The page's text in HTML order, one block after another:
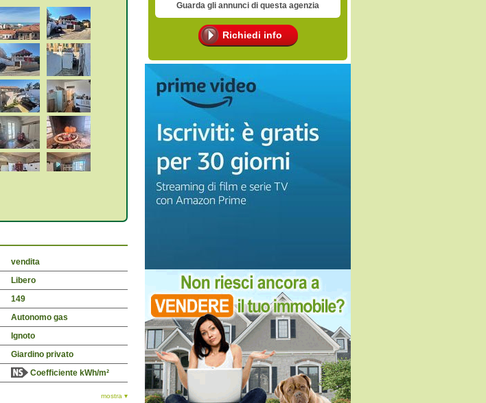
vendita
Libero
149
Autonomo gas
Ignoto
Giardino privato
Coefficiente kWh/m²
mostra ▾
Guarda gli annunci di questa agenzia
Richiedi info